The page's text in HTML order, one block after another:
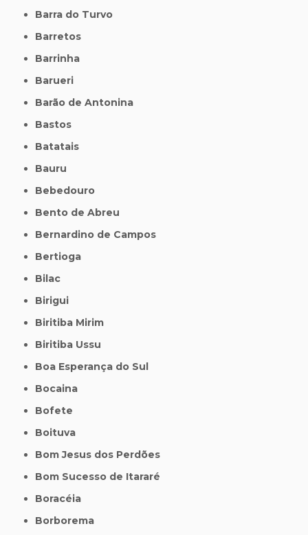
Barra do Turvo
Barretos
Barrinha
Barueri
Barão de Antonina
Bastos
Batatais
Bauru
Bebedouro
Bento de Abreu
Bernardino de Campos
Bertioga
Bilac
Birigui
Biritiba Mirim
Biritiba Ussu
Boa Esperança do Sul
Bocaina
Bofete
Boituva
Bom Jesus dos Perdões
Bom Sucesso de Itararé
Boracéia
Borborema